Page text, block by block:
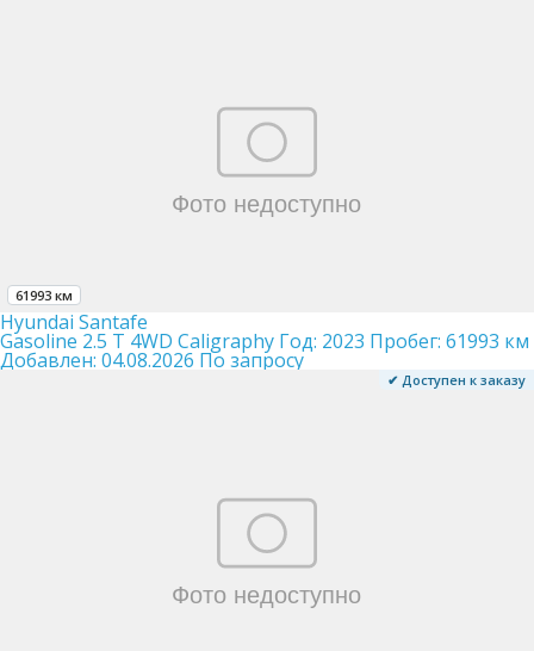
61993 км
Hyundai Santafe
Gasoline 2.5 T 4WD Caligraphy Год: 2023 Пробег: 61993 км
Добавлен: 04.08.2026 По запросу
✔ Доступен к заказу